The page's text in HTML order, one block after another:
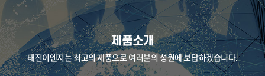
제품소개
태진이엔지는 최고의 제품으로 여러분의 성원에 보답하겠습니다.